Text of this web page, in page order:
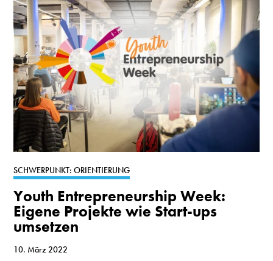
SCHWERPUNKT: ORIENTIERUNG
Youth Entrepreneurship Week:
Eigene Projekte wie Start-ups
umsetzen
10. März 2022